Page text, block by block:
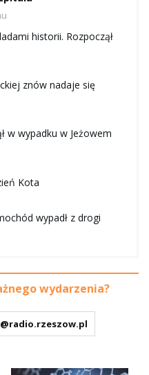
historii. Rozpoczął
znów nadaje się
w wypadku w Jeżowem
Kota
wypadł z drogi
wydarzenia?